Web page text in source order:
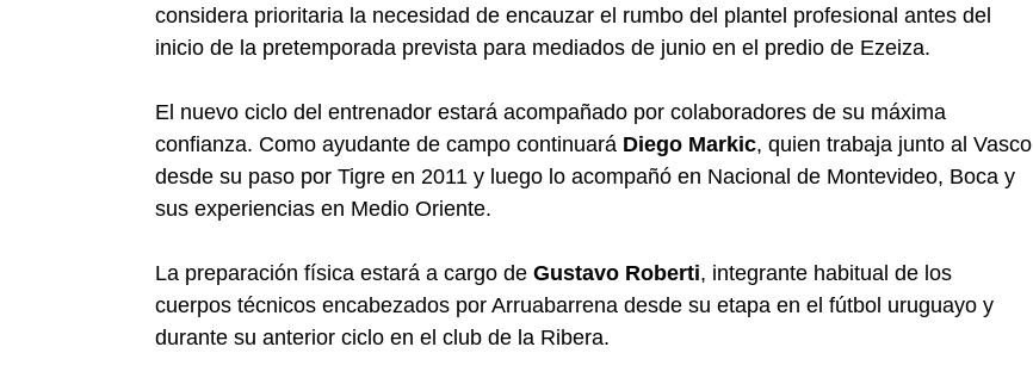
considera prioritaria la necesidad de encauzar el rumbo del plantel profesional antes del
inicio de la pretemporada prevista para mediados de junio en el predio de Ezeiza.
El nuevo ciclo del entrenador estará acompañado por colaboradores de su máxima
confianza. Como ayudante de campo continuará Diego Markic, quien trabaja junto al Vasco
desde su paso por Tigre en 2011 y luego lo acompañó en Nacional de Montevideo, Boca y
sus experiencias en Medio Oriente.
La preparación física estará a cargo de Gustavo Roberti, integrante habitual de los
cuerpos técnicos encabezados por Arruabarrena desde su etapa en el fútbol uruguayo y
durante su anterior ciclo en el club de la Ribera.